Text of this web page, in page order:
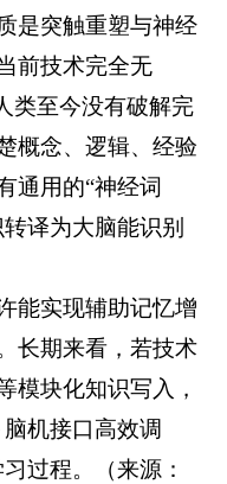
是突触重塑与神经
前技术完全无
类至今没有破解完
概念、逻辑、经验
通用的“神经词
译为大脑能识别
能实现辅助记忆增
长期来看，若技术
模块化知识写入，
机接口高效调
过程。（来源：